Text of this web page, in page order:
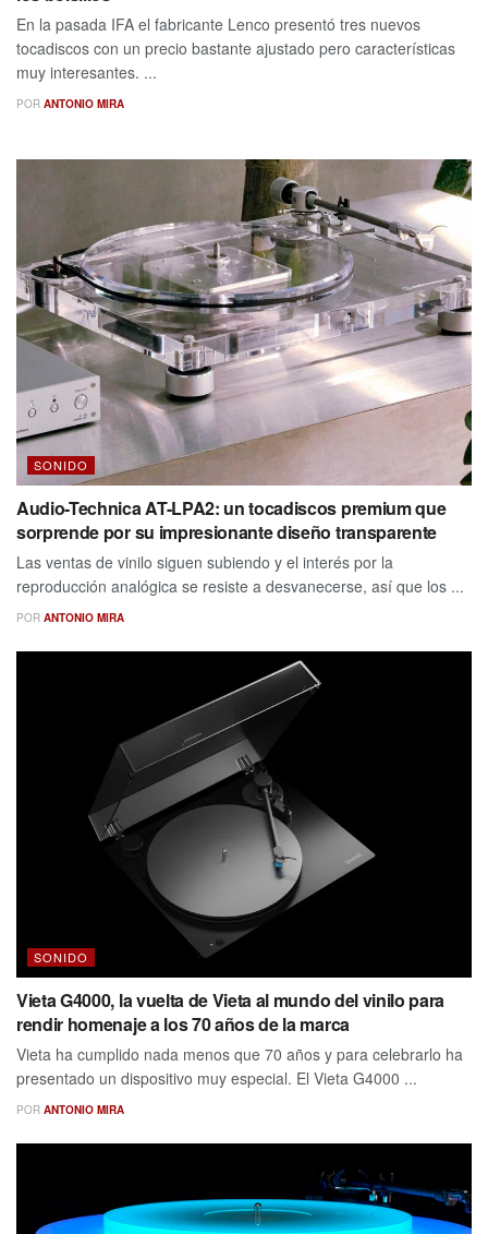
En la pasada IFA el fabricante Lenco presentó tres nuevos
tocadiscos con un precio bastante ajustado pero características
muy interesantes. ...
POR ANTONIO MIRA
SONIDO
Audio-Technica AT-LPA2: un tocadiscos premium que
sorprende por su impresionante diseño transparente
Las ventas de vinilo siguen subiendo y el interés por la
reproducción analógica se resiste a desvanecerse, así que los ...
POR ANTONIO MIRA
SONIDO
Vieta G4000, la vuelta de Vieta al mundo del vinilo para
rendir homenaje a los 70 años de la marca
Vieta ha cumplido nada menos que 70 años y para celebrarlo ha
presentado un dispositivo muy especial. El Vieta G4000 ...
POR ANTONIO MIRA